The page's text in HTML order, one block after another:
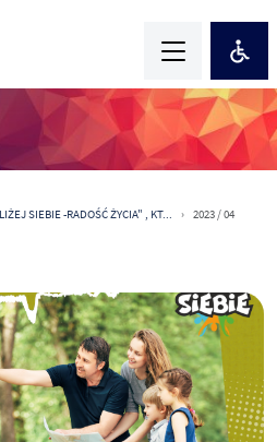
SIEBIE -RADOŚĆ ŻYCIA" , KT...
2023 / 04